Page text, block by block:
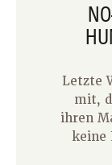
Letzte
mit,
ihren
keine